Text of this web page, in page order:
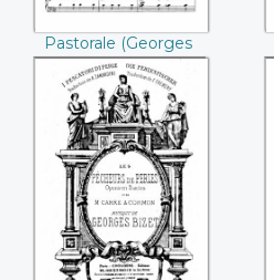
Pastorale (Georges
Bizet)
Les pêcheurs de
perles, Acte I
((Georges Bizet))